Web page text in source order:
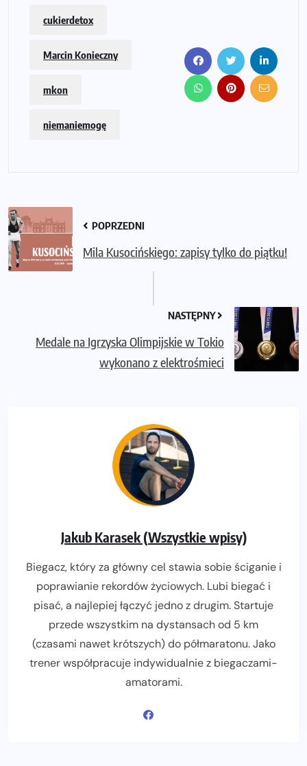
cukierdetox
Marcin Konieczny
mkon
niemaniemogę
POPRZEDNI
Mila Kusocińskiego: zapisy tylko do piątku!
NASTĘPNY
Medale na Igrzyska Olimpijskie w Tokio
wykonano z elektrośmieci
Jakub Karasek (Wszystkie wpisy)
Biegacz, który za główny cel stawia sobie ściganie i
poprawianie rekordów życiowych. Lubi biegać i
pisać, a najlepiej łączyć jedno z drugim. Startuje
przede wszystkim na dystansach od 5 km
(czasami nawet krótszych) do półmaratonu. Jako
trener współpracuje indywidualnie z biegaczami-
amatorami.